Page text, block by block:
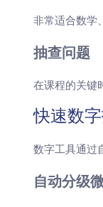
非常适合数学
抽查问题
在课程的关键
快速数
数字工具通过
自动分级